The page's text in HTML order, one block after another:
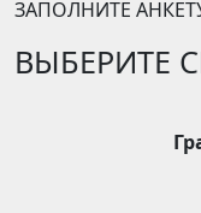
ЗАПОЛНИТЕ
ВЫБЕРИТЕ